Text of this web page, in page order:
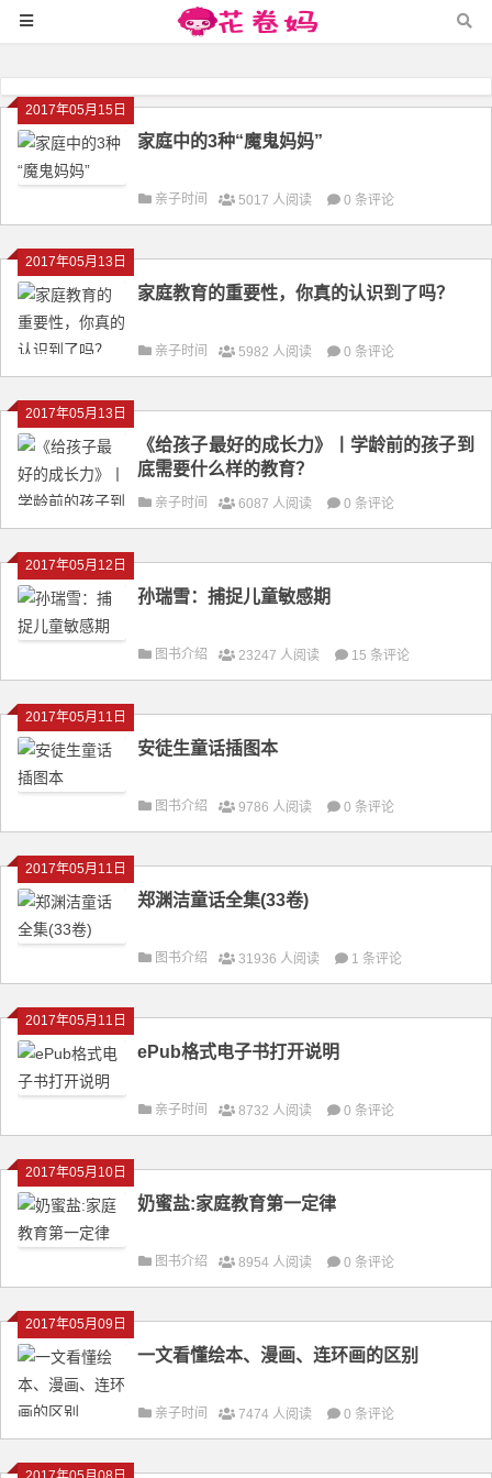
2017年05月15日
家庭中的3种“魔鬼妈妈”
亲子时间 5017 人阅读 0 条评论
2017年05月13日
家庭教育的重要性，你真的认识到了吗？
亲子时间 5982 人阅读 0 条评论
2017年05月13日
《给孩子最好的成长力》丨学龄前的孩子到
底需要什么样的教育？
亲子时间 6087 人阅读 0 条评论
2017年05月12日
孙瑞雪：捕捉儿童敏感期
图书介绍 23247 人阅读 15 条评论
2017年05月11日
安徒生童话插图本
图书介绍 9786 人阅读 0 条评论
2017年05月11日
郑渊洁童话全集(33卷)
图书介绍 31936 人阅读 1 条评论
2017年05月11日
ePub格式电子书打开说明
亲子时间 8732 人阅读 0 条评论
2017年05月10日
奶蜜盐:家庭教育第一定律
图书介绍 8954 人阅读 0 条评论
2017年05月09日
一文看懂绘本、漫画、连环画的区别
亲子时间 7474 人阅读 0 条评论